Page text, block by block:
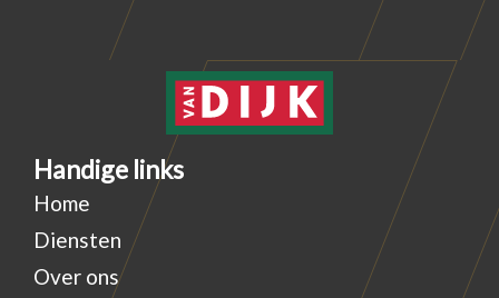
Handige links
Home
Diensten
Over ons